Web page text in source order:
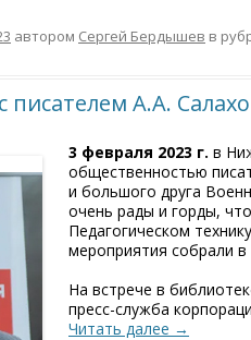
автором Сергей Бердышев в
писателем А.А.
3 февраля 2023 г. в
общественностью
и большого друга
очень рады и горды,
Педагогическом
мероприятия собрали
На встрече в
пресс-служба
Читать далее →